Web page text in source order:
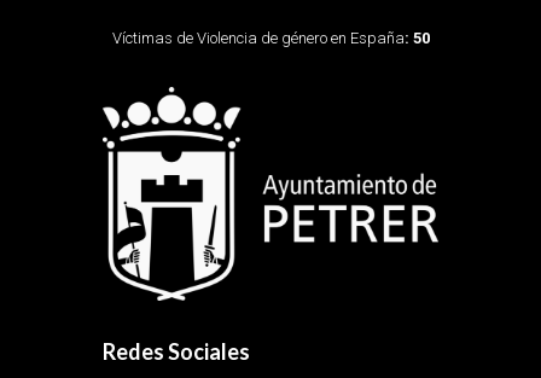
Víctimas de Violencia de género en España: 50
Redes Sociales